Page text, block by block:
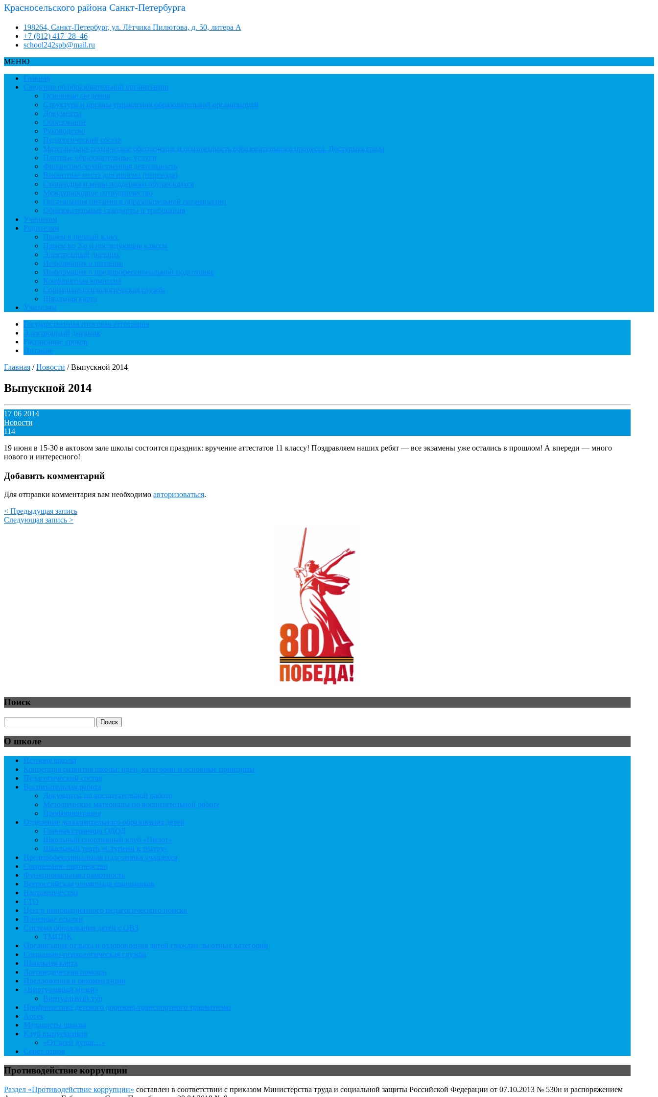
Красносельского района Санкт-Петербурга
198264, Санкт-Петербург, ул. Лётчика Пилютова, д. 50, литера А
+7 (812) 417–28–46
school242spb@mail.ru
МЕНЮ
Главная
Сведения об образовательной организации
Основные сведения
Структура и органы управления образовательной организацией
Документы
Образование
Руководство
Педагогический состав
Материально-техническое обеспечение и оснащенность образовательного процесса. Доступная среда
Платные образовательные услуги
Финансово-хозяйственная деятельность
Вакантные места для приема (перевода)
Стипендии и меры поддержки обучающихся
Международное сотрудничество
Организация питания в образовательной организации
Образовательные стандарты и требования
Ученикам
Родителям
Прием в первый класс
Прием во 2-е и последующие классы
Электронный дневник
Информация о питании
Информация о предпрофессиональной подготовке
Конфликтная комиссия
Социально-психологическая служба
Школьная карта
Учителям
Государственная итоговая аттестация
Электронный дневник
Расписание уроков
Питание
Главная /Новости /Выпускной 2014
Выпускной 2014
17 06 2014
Новости
114
19 июня в 15-30 в актовом зале школы состоится праздник: вручение аттестатов 11 классу! Поздравляем наших ребят — все экзамены уже остались в прошлом! А впереди — много
нового и интересного!
Добавить комментарий
Для отправки комментария вам необходимо авторизоваться.
< Предыдущая запись
Следующая запись >
Поиск
О школе
История школы
Концепция развития школы: идеи, категории и основные принципы
Педагогический состав
Воспитательная работа
Документы по воспитательной работе
Методические материалы по воспитательной работе
Профориентация
Отделение дополнительного образования детей
Главная страница ОДОД
Школьный спортивный клуб «Пилот»
Школьный театр «Ступени к театру»
Предпрофессиональная подготовка учащихся
Социальное партнёрство
Функциональная грамотность
Всероссийская олимпиада школьников
Наставничество
ГТО
Центр инновационного педагогического поиска
Полезные ссылки
Система образования детей с ОВЗ
ТМППК
Организация отдыха и оздоровления детей граждан льготных категорий
Социально-психологическая служба
Школьная карта
Логопедическая помощь
Предложения и рекомендации
«Виртуальный музей»
Виртуальный тур
Профилактика детского дорожно-транспортного травматизма
Артек
Медалисты школы
Клуб выпускников
«От всей души…»
Совет отцов
Противодействие коррупции
Раздел «Противодействие коррупции» составлен в соответствии с приказом Министерства труда и социальной защиты Российской Федерации от 07.10.2013 № 530н и распоряжением